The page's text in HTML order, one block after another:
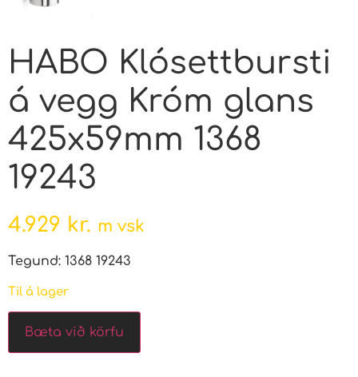
HABO Klósettbursti
á vegg Króm glans
425x59mm 1368
19243
4.929 kr. m vsk
Tegund: 1368 19243
Til á lager
Bæta við körfu